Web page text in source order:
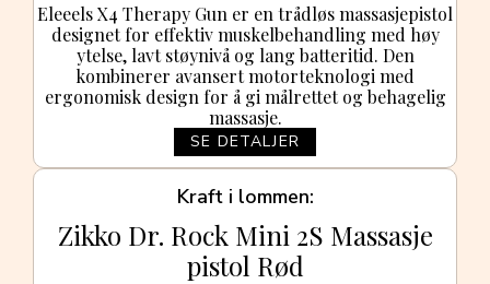
Eleeels X4 Therapy Gun er en trådløs massasjepistol
designet for effektiv muskelbehandling med høy
ytelse, lavt støynivå og lang batteritid. Den
kombinerer avansert motorteknologi med
ergonomisk design for å gi målrettet og behagelig
massasje.
SE DETALJER
Kraft i lommen
Zikko Dr. Rock Mini 2S Massasje
pistol Rød